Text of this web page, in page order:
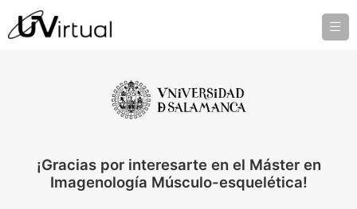
¡Gracias por interesarte en el Máster en
Imagenología Músculo-esquelética!